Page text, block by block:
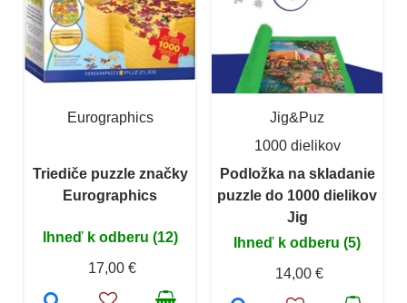
Eurographics
Triediče puzzle značky
Eurographics
Ihneď k odberu (12)
17,00 €
Jig&Puz
1000 dielikov
Podložka na skladanie
puzzle do 1000 dielikov
Jig
Ihneď k odberu (5)
14,00 €